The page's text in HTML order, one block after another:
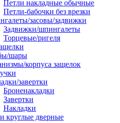
Петли накладные обычные
Петли-бабочки без врезки
засовы/задвижки
Задвижки/шпингалеты
Торцевые/ригеля
шары
корпуса защелок
завертки
Броненакладки
Завертки
Накладки
круглые дверные